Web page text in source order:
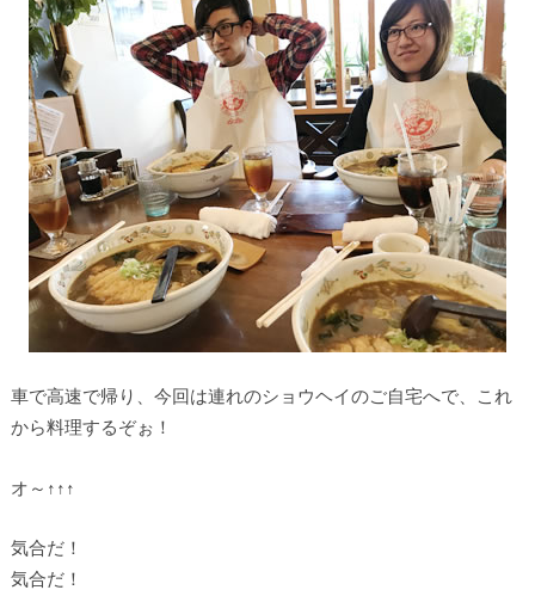
車で高速で帰り、今回は連れのショウヘイのご自宅へで、これ
から料理するぞぉ！
オ～↑↑↑
気合だ！
気合だ！